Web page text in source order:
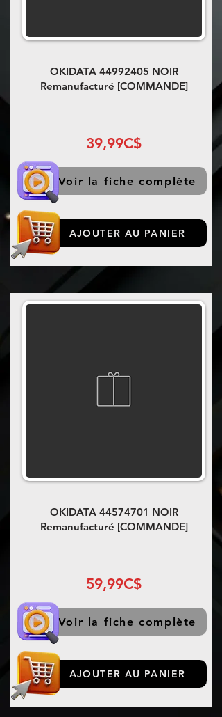
OKIDATA 44992405 NOIR
Remanufacturé [COMMANDE]
39,99C$
Voir la fiche complète
AJOUTER AU PANIER
OKIDATA 44574701 NOIR
Remanufacturé [COMMANDE]
59,99C$
Voir la fiche complète
AJOUTER AU PANIER